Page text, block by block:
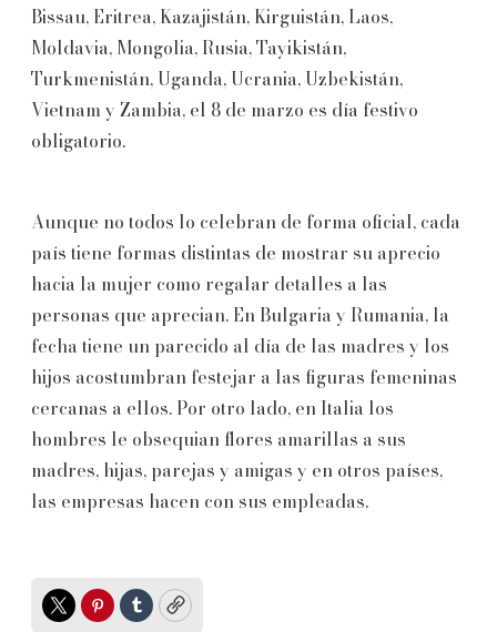
Bissau, Eritrea, Kazajistán, Kirguistán, Laos,
Moldavia, Mongolia, Rusia, Tayikistán,
Turkmenistán, Uganda, Ucrania, Uzbekistán,
Vietnam y Zambia, el 8 de marzo es día festivo
obligatorio.
Aunque no todos lo celebran de forma oficial, cada
país tiene formas distintas de mostrar su aprecio
hacia la mujer como regalar detalles a las
personas que aprecian. En Bulgaria y Rumania, la
fecha tiene un parecido al día de las madres y los
hijos acostumbran festejar a las figuras femeninas
cercanas a ellos. Por otro lado, en Italia los
hombres le obsequian flores amarillas a sus
madres, hijas, parejas y amigas y en otros países,
las empresas hacen con sus empleadas.
TwitterPinterest
TumblrCopy